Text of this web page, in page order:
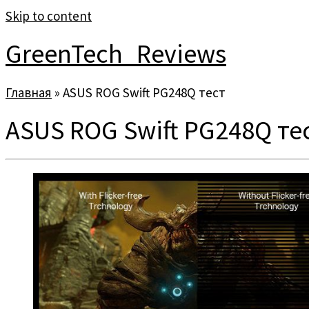
Skip to content
GreenTech_Reviews
Главная » ASUS ROG Swift PG248Q тест
ASUS ROG Swift PG248Q